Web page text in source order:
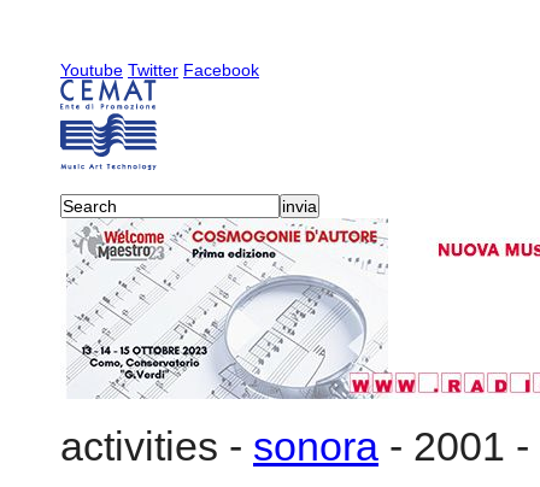
Youtube Twitter Facebook
activities - sonora - 2001 -